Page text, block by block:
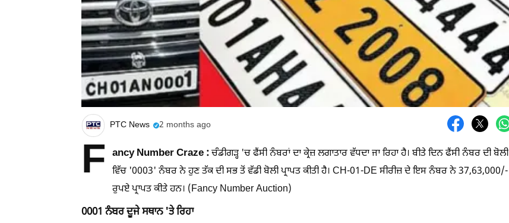
PTC News 2 months ago
F ancy Number Craze :ਚੰਡੀਗੜ੍ਹ 'ਚ ਫੈਂਸੀ ਨੰਬਰਾਂ ਦਾ ਕ੍ਰੇਜ਼ ਲਗਾਤਾਰ ਵੱਧਦਾ ਜਾ ਰਿਹਾ ਹੈ। ਬੀਤੇ ਦਿਨ ਫੈਂਸੀ ਨੰਬਰ ਦੀ ਬੋਲੀ
ਵਿੱਚ '0003' ਨੰਬਰ ਨੇ ਹੁਣ ਤੱਕ ਦੀ ਸਭ ਤੋਂ ਵੱਡੀ ਬੋਲੀ ਪ੍ਰਾਪਤ ਕੀਤੀ ਹੈ। CH-01-DE ਸੀਰੀਜ਼ ਦੇ ਇਸ ਨੰਬਰ ਨੇ 37,63,000/-
ਰੁਪਏ ਪ੍ਰਾਪਤ ਕੀਤੇ ਹਨ। (Fancy Number Auction)
0001 ਨੰਬਰ ਦੂਜੇ ਸਥਾਨ 'ਤੇ ਰਿਹਾ